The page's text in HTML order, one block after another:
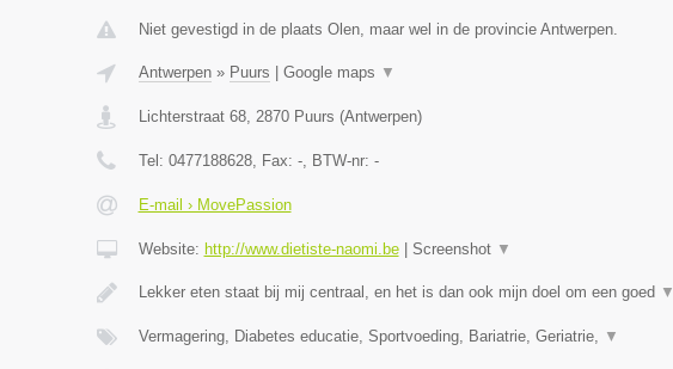
Niet gevestigd in de plaats Olen, maar wel in de provincie Antwerpen.
Antwerpen» Puurs Google maps ▼
Lichterstraat 68, 2870 Puurs (Antwerpen)
Tel: 0477188628, Fax: -, BTW-nr: -
E-mail › MovePassion
Website: http://www.dietiste-naomi.be| Screenshot ▼
Lekker eten staat bij mij centraal, en het is dan ook mijn doel om een goed ▼
Vermagering, Diabetes educatie, Sportvoeding, Bariatrie, Geriatrie, ▼